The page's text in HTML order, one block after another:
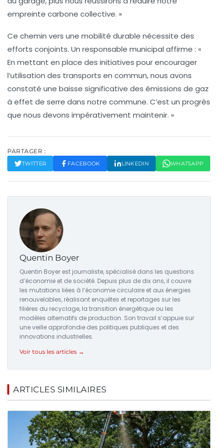
empreinte carbone collective. »
Ce chemin vers une mobilité durable nécessite des
efforts conjoints. Un responsable municipal affirme : «
En mettant en place des initiatives pour encourager
l’utilisation des transports en commun, nous avons
constaté une baisse significative des émissions de gaz
à effet de serre dans notre commune. C’est un progrès
que nous devons impérativement maintenir. »
PARTAGER :
TWITTER FACEBOOK LINKEDIN WHATSAPP
Quentin Boyer
Quentin Boyer est journaliste, spécialisé dans les questions
d’économie et de société. Depuis plus de dix ans, il couvre
les mutations liées à l’économie circulaire et aux énergies
renouvelables, réalisant enquêtes et reportages sur les
filières du recyclage, la transition énergétique ou les
modèles alternatifs de production. Son travail s’appuie sur
une veille approfondie des politiques publiques et des
innovations industrielles.
Voir tous les articles →
ARTICLES SIMILAIRES